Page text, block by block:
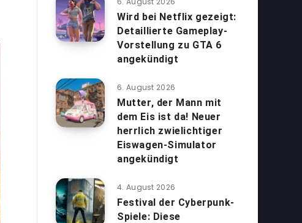
Wird bei Netflix gezeigt:
Detaillierte Gameplay-
Vorstellung zu GTA 6
angekündigt
6. August 2026
Mutter, der Mann mit
dem Eis ist da! Neuer
herrlich zwielichtiger
Eiswagen-Simulator
angekündigt
4. August 2026
Festival der Cyberpunk-
Spiele: Diese